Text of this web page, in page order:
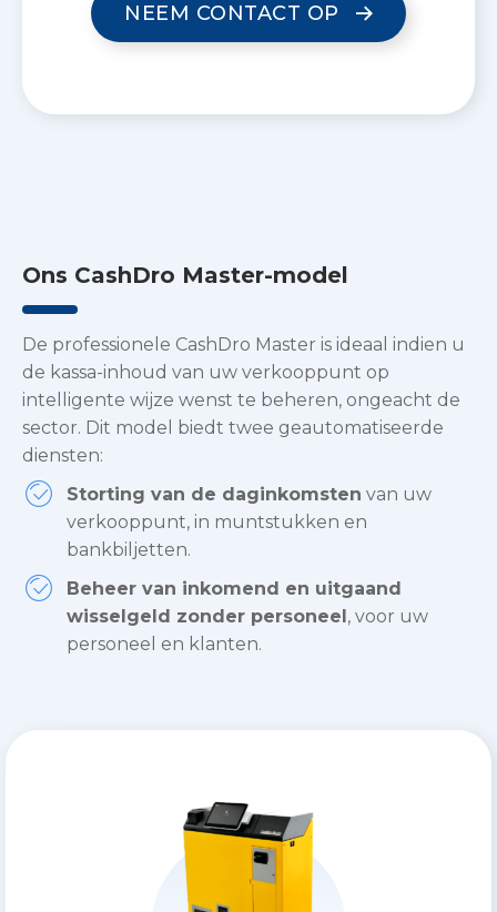
NEEM CONTACT OP
Ons CashDro Master-model
De professionele CashDro Master is ideaal indien u
de kassa-inhoud van uw verkooppunt op
intelligente wijze wenst te beheren, ongeacht de
sector. Dit model biedt twee geautomatiseerde
diensten:
Storting van de daginkomsten van uw
verkooppunt, in muntstukken en
bankbiljetten.
Beheer van inkomend en uitgaand
wisselgeld zonder personeel, voor uw
personeel en klanten.